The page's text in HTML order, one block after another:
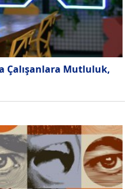
Çalışanlara Mutluluk,